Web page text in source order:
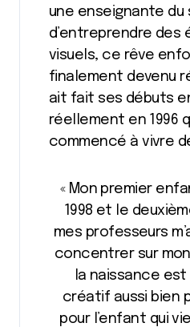
une enseignante du
d’entreprendre des
visuels, ce rêve
finalement devenu
ait fait ses débuts
réellement en 1996
commencé à vivre
« Mon premier
1998 et le
mes professeurs
concentrer sur
la naissance
créatif aussi bien
pour l’enfant qui